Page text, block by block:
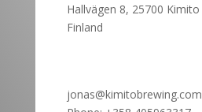
Hallvägen 8, 25700 Kimito
Finland
jonas@kimitobrewing.com